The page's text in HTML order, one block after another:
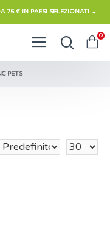
75 € IN PAESI SELEZIONATI
0
PETS